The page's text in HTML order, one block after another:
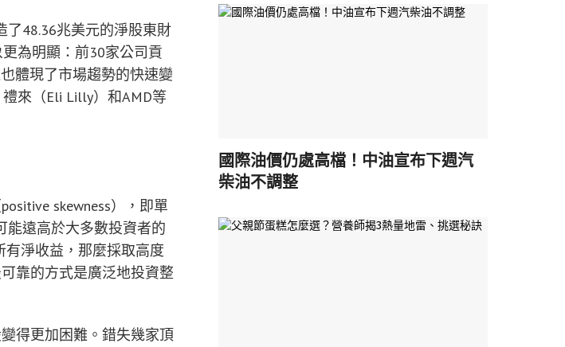
了48.36兆美元的淨股東財
為明顯：前30家公司貢
體現了市場趨勢的快速變
來（Eli Lilly）和AMD等
skewness），即單
能遠高於大多數投資者的
淨收益，那麼採取高度
靠的方式是廣泛地投資整
得更加困難。錯失幾家頂
國際油價仍處高檔！中油宣布下週汽
柴油不調整